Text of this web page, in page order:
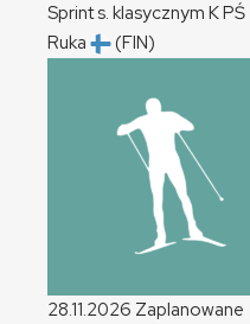
Sprint s. klasycznym KPŚ
Ruka
(FIN)
28.11.2026 Zaplanowane